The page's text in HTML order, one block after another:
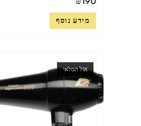
מידע נוסף
אזל המלאי